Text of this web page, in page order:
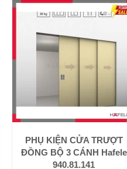
PHỤ KIỆN CỬA TRƯỢT
ĐỒNG BỘ 3 CÁNH Hafele
940.81.141